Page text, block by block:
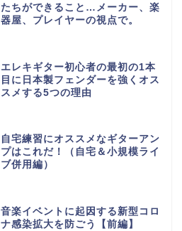
たちができること…メーカー、楽
器屋、プレイヤーの視点で。
エレキギター初心者の最初の1本
目に日本製フェンダーを強くオス
スメする5つの理由
自宅練習にオススメなギターアン
プはこれだ！（自宅＆小規模ライ
ブ併用編）
音楽イベントに起因する新型コロ
ナ感染拡大を防ごう【前編】